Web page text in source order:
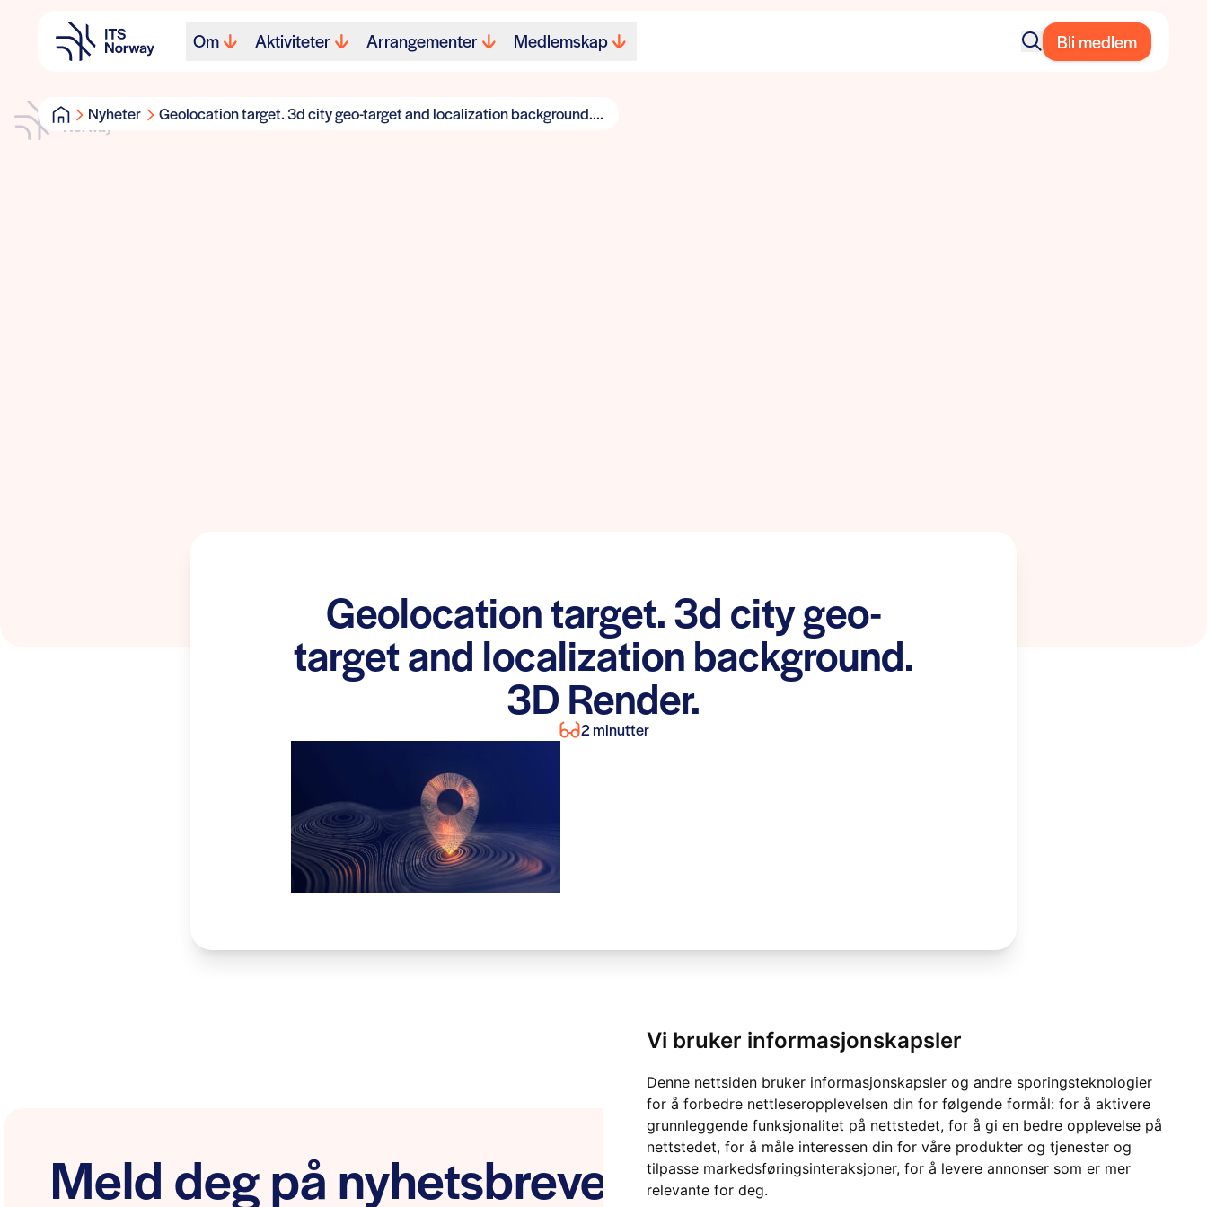
Vi bruker informasjonskapsler
Denne nettsiden bruker informasjonskapsler og andre sporingsteknologier
for å forbedre nettleseropplevelsen din for følgende formål: for å aktivere
grunnleggende funksjonalitet på nettstedet, for å gi en bedre opplevelse på
nettstedet, for å måle interessen din for våre produkter og tjenester og
tilpasse markedsføringsinteraksjoner, for å levere annonser som er mer
relevante for deg.
Om Aktiviteter Arrangementer Medlemskap Bli medlem
Nyheter Geolocation target. 3d city geo-target and localization background....
Geolocation target. 3d city geo-
target and localization background.
3D Render.
2 minutter
Meld deg på nyhetsbrevet vårt